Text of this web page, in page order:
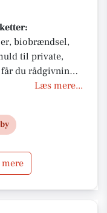
biobrændsel,
til private,
du rådgivning
afhentning
9.
Læs mere...
mere